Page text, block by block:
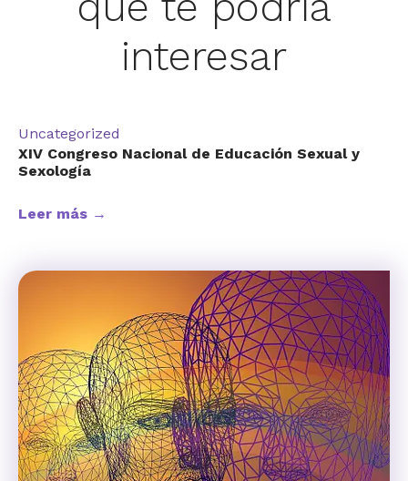
interesar
Uncategorized
XIV Congreso Nacional de Educación Sexual y
Sexología
Leer más →